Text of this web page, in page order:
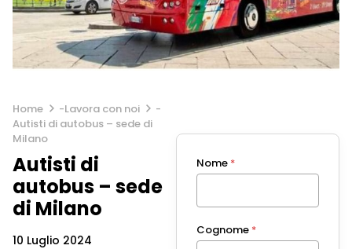
Home -Lavora con noi
-
Autisti di autobus – sede di
Milano
Autisti di
autobus – sede
di Milano
10 Luglio 2024
Nome *
Cognome *